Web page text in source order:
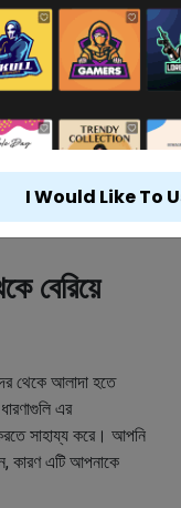
বেরিয়ে
থেকে আলাদা হতে
এর
করতে সাহায্য করে। আপনি
কারণ এটি আপনাকে
I Would Like To